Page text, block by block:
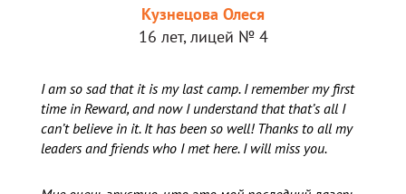
Кузнецова Олеся
16 лет, лицей № 4
I am so sad that it is my last camp. I remember my first
time in Reward, and now I understand that that’s all I
can’t believe in it. It has been so well! Thanks to all my
leaders and friends who I met here. I will miss you.